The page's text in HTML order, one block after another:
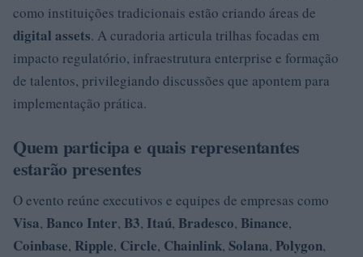
como instituições tradicionais estão criando áreas de
digital assets. A curadoria articula trilhas focadas em
impacto regulatório, infraestrutura enterprise e formação
de talentos, privilegiando discussões que apontem para
implementação prática.
Quem participa e quais representantes
estarão presentes
O evento reúne executivos e equipes de empresas como
Visa, Banco Inter, B3, Itaú, Bradesco, Binance,
Coinbase, Ripple, Circle, Chainlink, Solana, Polygon,